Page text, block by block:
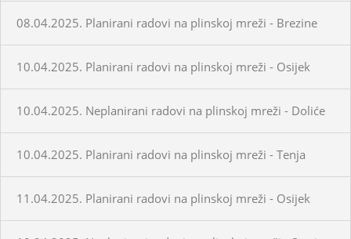
08.04.2025. Planirani radovi na plinskoj mreži - Brezine
10.04.2025. Planirani radovi na plinskoj mreži - Osijek
10.04.2025. Neplanirani radovi na plinskoj mreži - Doliće
10.04.2025. Planirani radovi na plinskoj mreži - Tenja
11.04.2025. Planirani radovi na plinskoj mreži - Osijek